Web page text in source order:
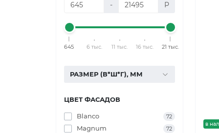
- Р
645 6 тыс. 11 тыс. 16 тыс. 21 тыс.
РАЗМЕР (В*Ш*Г), ММ
ЦВЕТ ФАСАДОВ
Blanco 72
Magnum 72
в